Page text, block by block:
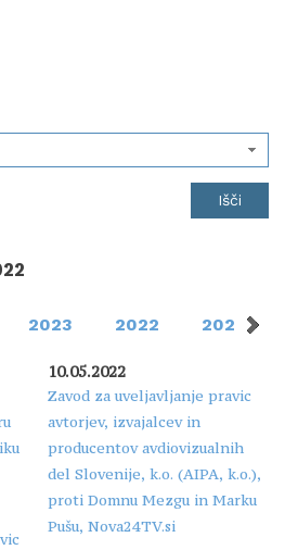
2023 2022 2021
10.05.2022
Zavod za uveljavljanje pravic
avtorjev, izvajalcev in
producentov avdiovizualnih
del Slovenije, k.o. (AIPA, k.o.),
proti Domnu Mezgu in Marku
Pušu, Nova24TV.si